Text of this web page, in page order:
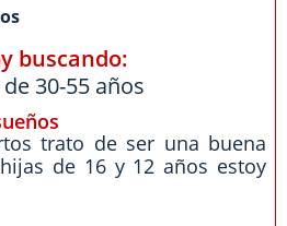
buscando:
30-55 años
trato de ser una buena
de 16 y 12 años estoy